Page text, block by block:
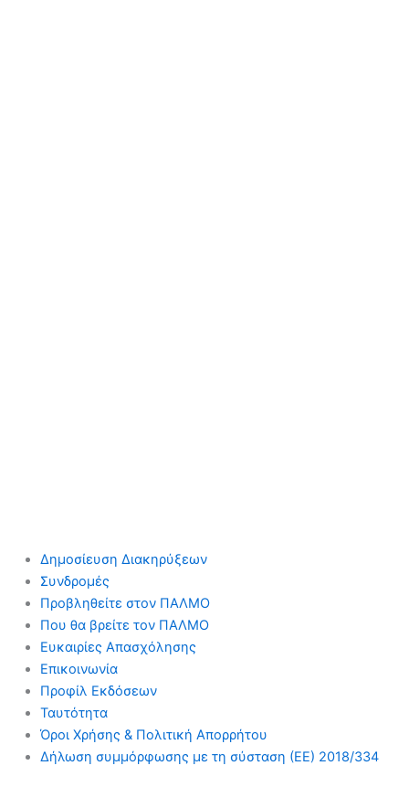
Δημοσίευση Διακηρύξεων
Συνδρομές
Προβληθείτε στον ΠΑΛΜΟ
Που θα βρείτε τον ΠΑΛΜΟ
Ευκαιρίες Απασχόλησης
Επικοινωνία
Προφίλ Εκδόσεων
Ταυτότητα
Όροι Χρήσης & Πολιτική Απορρήτου
Δήλωση συμμόρφωσης με τη σύσταση (ΕΕ) 2018/334